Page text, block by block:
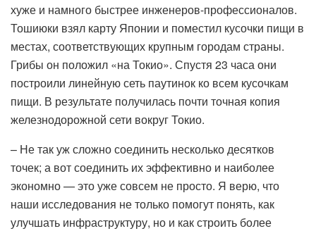
хуже и намного быстрее инженеров-профессионалов.
Тошиюки взял карту Японии и поместил кусочки пищи в
местах, соответствующих крупным городам страны.
Грибы он положил «на Токио». Спустя 23 часа они
построили линейную сеть паутинок ко всем кусочкам
пищи. В результате получилась почти точная копия
железнодорожной сети вокруг Токио.
– Не так уж сложно соединить несколько десятков
точек; а вот соединить их эффективно и наиболее
экономно — это уже совсем не просто. Я верю, что
наши исследования не только помогут понять, как
улучшать инфраструктуру, но и как строить более